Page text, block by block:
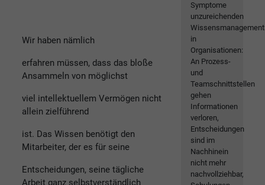
Wir haben nämlich
erfahren müssen, dass das bloße
Ansammeln von möglichst
viel intellektuellem Vermögen nicht
allein zielführend
ist. Das Wissen benötigt den
Mitarbeiter, der es für seine
Entscheidungen, seine tägliche
Arbeit ganz selbstverständlich
Symptome
unzureichenden
in
Organisationen:
An Prozess-
und
Teamschnittstellen
gehen
Informationen
verloren,
Entscheidungen
sind im
Nachhinein
nicht mehr
nachvollziehbar,